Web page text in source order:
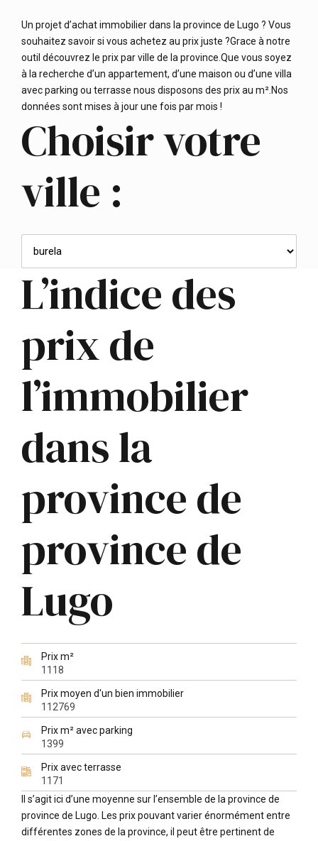
Un projet d’achat immobilier dans la province de Lugo ? Vous
souhaitez savoir si vous achetez au prix juste ?Grace à notre
outil découvrez le prix par ville de la province.Que vous soyez
à la recherche d’un appartement, d’une maison ou d’une villa
avec parking ou terrasse nous disposons des prix au m².Nos
données sont mises à jour une fois par mois !
Choisir votre
ville :
L’indice des
prix de
l’immobilier
dans la
province de
province de
Lugo
Prix m²
1118
Prix moyen d'un bien immobilier
112769
Prix m² avec parking
1399
Prix avec terrasse
1171
Il s’agit ici d’une moyenne sur l’ensemble de la province de
province de Lugo. Les prix pouvant varier énormément entre
différentes zones de la province, il peut être pertinent de